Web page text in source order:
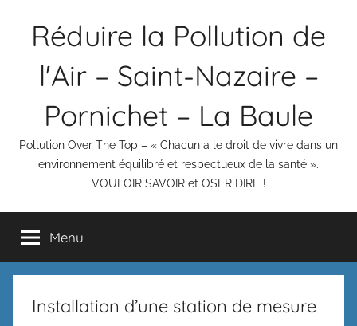
Réduire la Pollution de
l'Air – Saint-Nazaire –
Pornichet – La Baule
Pollution Over The Top – « Chacun a le droit de vivre dans un
environnement équilibré et respectueux de la santé ».
VOULOIR SAVOIR et OSER DIRE !
Menu
Installation d’une station de mesure